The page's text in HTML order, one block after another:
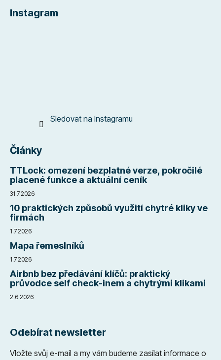
Instagram
Sledovat na Instagramu
Články
TTLock: omezení bezplatné verze, pokročilé
placené funkce a aktuální ceník
31.7.2026
10 praktických způsobů využití chytré kliky ve
firmách
1.7.2026
Mapa řemeslníků
1.7.2026
Airbnb bez předávání klíčů: praktický
průvodce self check-inem a chytrými klikami
2.6.2026
Odebírat newsletter
Vložte svůj e-mail a my vám budeme zasílat informace o